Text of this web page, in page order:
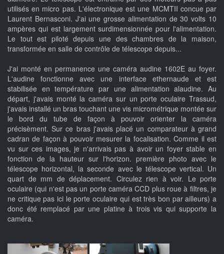
utilisés en micro pas. L'électronique est une MCMTII concue par
Laurent Bernasconi. J'ai une grosse alimentation de 30 volts 10
ampères qui est largement surdimensionnée pour l'alimentation.
Le tout est piloté depuis une des chambres de la maison,
transformée en salle de contrôle de télescope depuis...
J'ai monté en permanence une caméra audine 1602E au foyer.
L'audine fonctionne avec une interface ethernaude et est
stabilisée en température par une alimentation alaudine. Au
départ, j'avais monté la caméra sur un porte oculaire Trassud,
j'avais installé un bras touchant une vis micrométrique montée sur
le bord du tube de façon à pouvoir orienter la caméra
précisèment. Sur ce bras j'avais placé un comparateur à grand
cadran de façon à pouvoir mesurer la focalisation. Comme il est
vu sur ces images, je n'arrivais pas à avoir un foyer stable en
fonction de la hauteur sur l'horizon. première photo avec le
télescope horizontal, la seconde avec le télescope vertical. Un
quart de mm de déplacement. Circulez rien à voir. Le porte
oculaire (qui n'est pas un porte caméra CCD plus roue à filtres, je
ne critique pas ici le porte oculaire qui est très bon par ailleurs) a
donc été remplacé par une platine à trois vis qui supporte la
caméra.